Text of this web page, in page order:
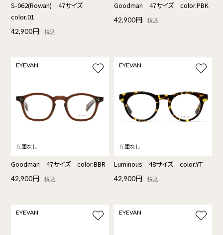
S-062(Rowan) 47サイズ
color.01
42,900円 税込
Goodman 47サイズ color.PBK
42,900円 税込
EYEVAN
Goodman 47サイズ color.BBR
42,900円 税込
EYEVAN
Luminous 48サイズ color.YT
42,900円 税込
EYEVAN EYEVAN